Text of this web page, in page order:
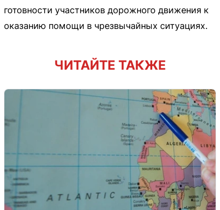
готовности участников дорожного движения к
оказанию помощи в чрезвычайных ситуациях.
ЧИТАЙТЕ ТАКЖЕ